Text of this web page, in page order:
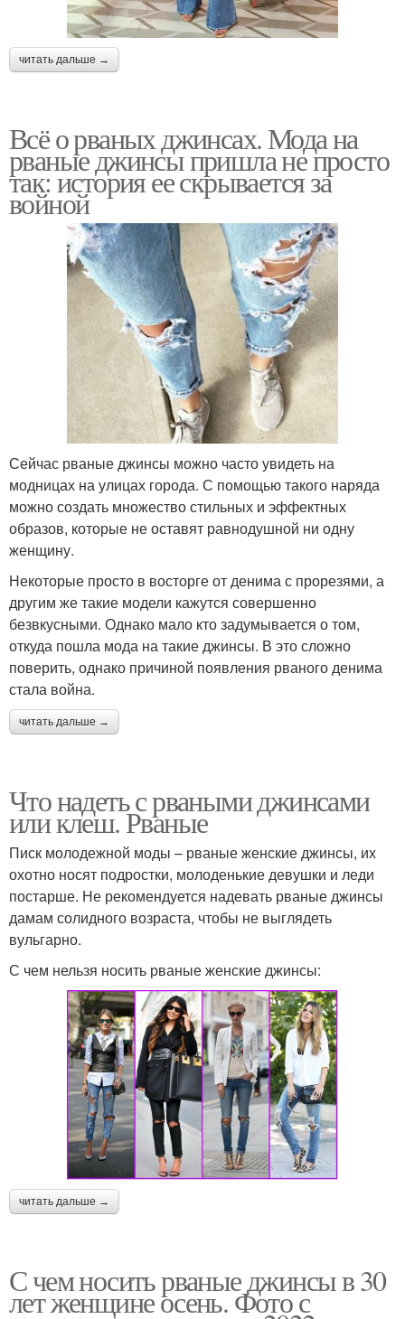
читать дальше →
Всё о рваных джинсах. Мода на
рваные джинсы пришла не просто
так: история ее скрывается за
войной
Сейчас рваные джинсы можно часто увидеть на
модницах на улицах города. С помощью такого наряда
можно создать множество стильных и эффектных
образов, которые не оставят равнодушной ни одну
женщину.
Некоторые просто в восторге от денима с прорезями, а
другим же такие модели кажутся совершенно
безвкусными. Однако мало кто задумывается о том,
откуда пошла мода на такие джинсы. В это сложно
поверить, однако причиной появления рваного денима
стала война.
читать дальше →
Что надеть с рваными джинсами
или клеш. Рваные
Писк молодежной моды – рваные женские джинсы, их
охотно носят подростки, молоденькие девушки и леди
постарше. Не рекомендуется надевать рваные джинсы
дамам солидного возраста, чтобы не выглядеть
вульгарно.
С чем нельзя носить рваные женские джинсы:
читать дальше →
С чем носить рваные джинсы в 30
лет женщине осень. Фото с